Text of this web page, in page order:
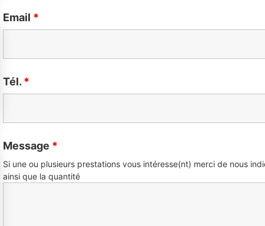
Email *
Tél. *
Message *
Si une ou plusieurs prestations vous intéresse(nt) merci de nous
ainsi que la quantité